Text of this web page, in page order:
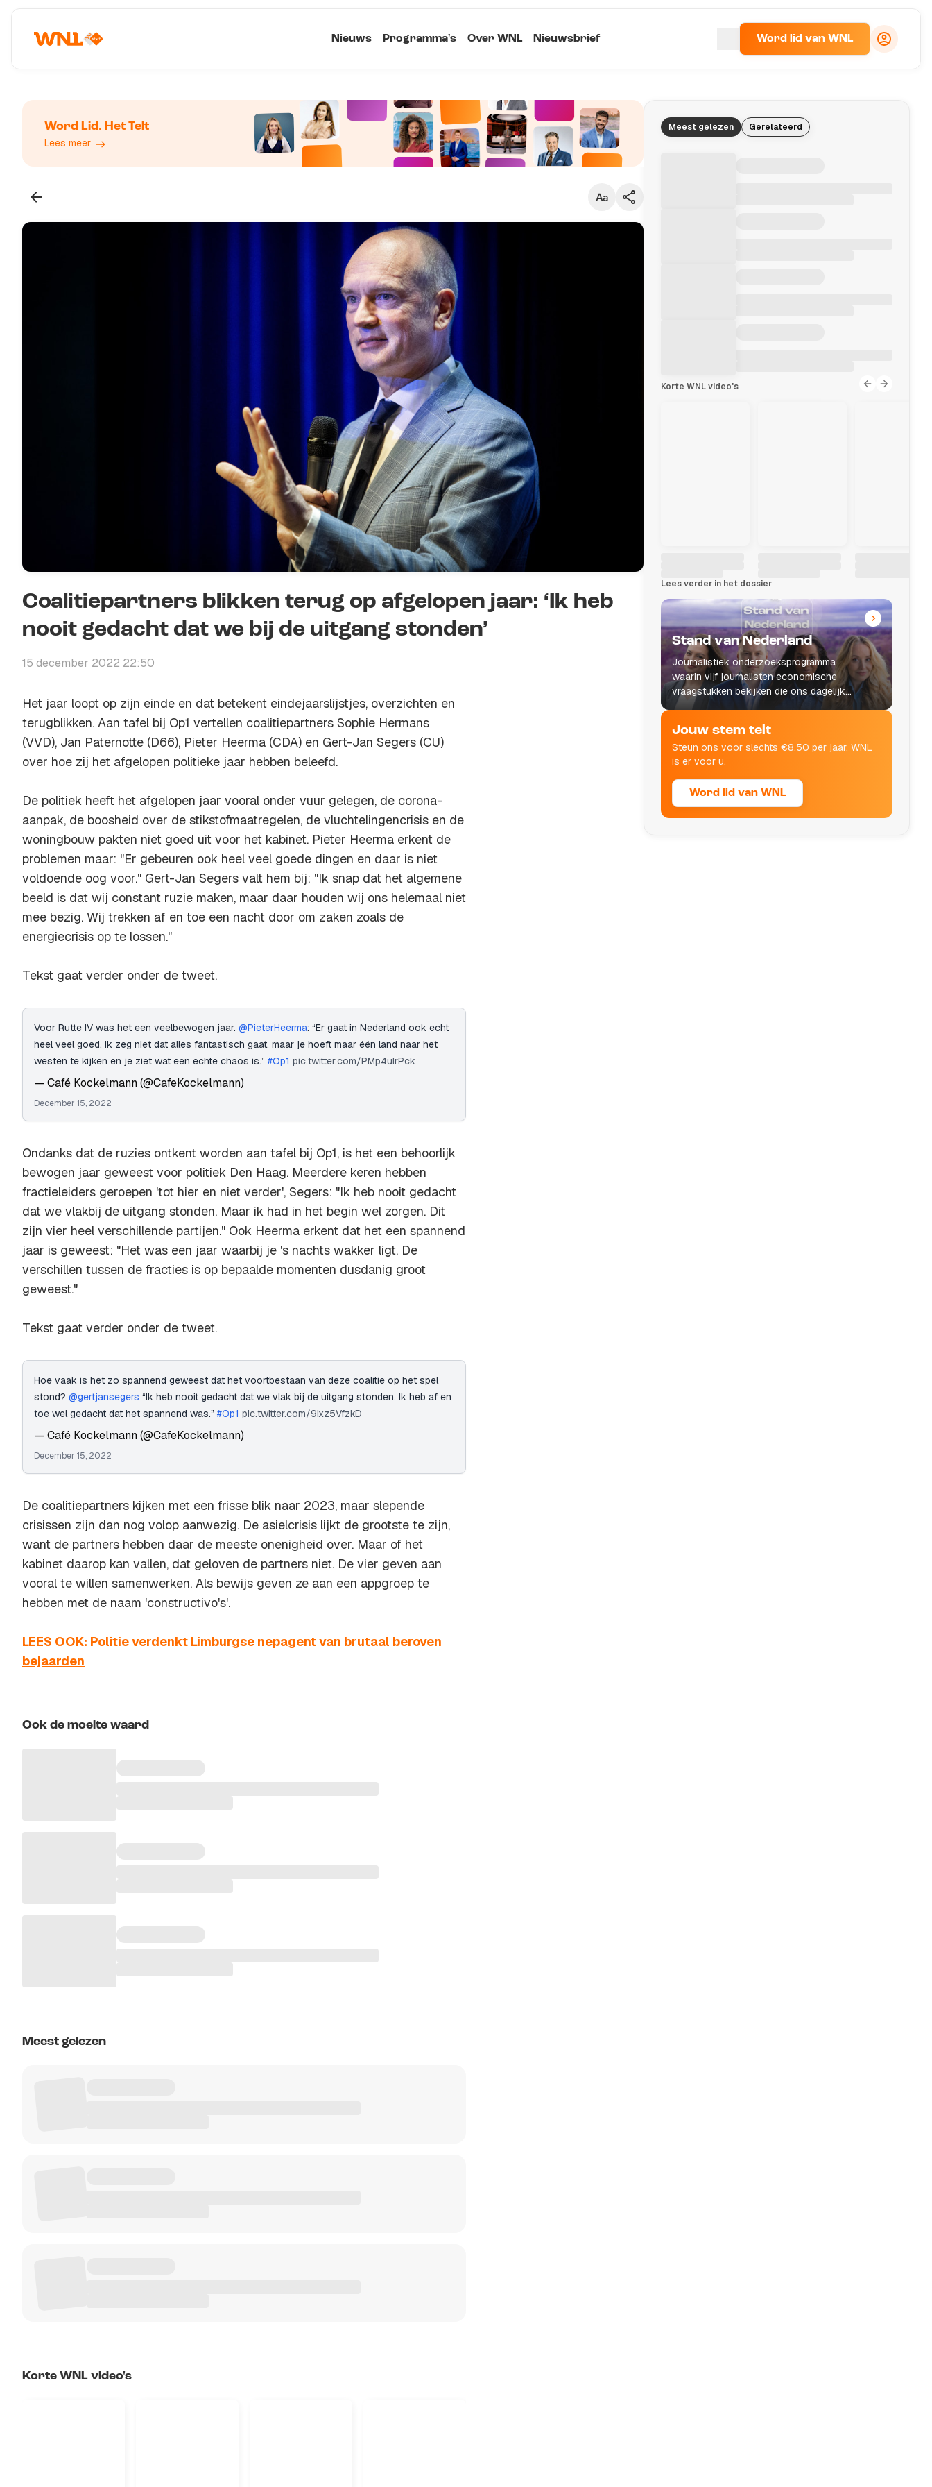
Nieuws Programma's Over WNL Nieuwsbrief Word lid van WNL
Word Lid. Het Telt
Lees meer
Coalitiepartners blikken terug op afgelopen jaar: ‘Ik heb
nooit gedacht dat we bij de uitgang stonden’
15 december 2022 22:50
Het jaar loopt op zijn einde en dat betekent eindejaarslijstjes, overzichten en
terugblikken. Aan tafel bij Op1 vertellen coalitiepartners Sophie Hermans
(VVD), Jan Paternotte (D66), Pieter Heerma (CDA) en Gert-Jan Segers (CU)
over hoe zij het afgelopen politieke jaar hebben beleefd.
De politiek heeft het afgelopen jaar vooral onder vuur gelegen, de corona-
aanpak, de boosheid over de stikstofmaatregelen, de vluchtelingencrisis en de
woningbouw pakten niet goed uit voor het kabinet. Pieter Heerma erkent de
problemen maar: "Er gebeuren ook heel veel goede dingen en daar is niet
voldoende oog voor." Gert-Jan Segers valt hem bij: "Ik snap dat het algemene
beeld is dat wij constant ruzie maken, maar daar houden wij ons helemaal niet
mee bezig. Wij trekken af en toe een nacht door om zaken zoals de
energiecrisis op te lossen."
Tekst gaat verder onder de tweet.
Voor Rutte IV was het een veelbewogen jaar. @PieterHeerma: “Er gaat in Nederland ook echt
heel veel goed. Ik zeg niet dat alles fantastisch gaat, maar je hoeft maar één land naar het
westen te kijken en je ziet wat een echte chaos is.” #Op1 pic.twitter.com/PMp4uIrPck
— Café Kockelmann (@CafeKockelmann)
December 15, 2022
Ondanks dat de ruzies ontkent worden aan tafel bij Op1, is het een behoorlijk
bewogen jaar geweest voor politiek Den Haag. Meerdere keren hebben
fractieleiders geroepen 'tot hier en niet verder', Segers: "Ik heb nooit gedacht
dat we vlakbij de uitgang stonden. Maar ik had in het begin wel zorgen. Dit
zijn vier heel verschillende partijen." Ook Heerma erkent dat het een spannend
jaar is geweest: "Het was een jaar waarbij je 's nachts wakker ligt. De
verschillen tussen de fracties is op bepaalde momenten dusdanig groot
geweest."
Tekst gaat verder onder de tweet.
Hoe vaak is het zo spannend geweest dat het voortbestaan van deze coalitie op het spel
stond? @gertjansegers “Ik heb nooit gedacht dat we vlak bij de uitgang stonden. Ik heb af en
toe wel gedacht dat het spannend was.” #Op1 pic.twitter.com/9Ixz5VfzkD
— Café Kockelmann (@CafeKockelmann)
December 15, 2022
De coalitiepartners kijken met een frisse blik naar 2023, maar slepende
crisissen zijn dan nog volop aanwezig. De asielcrisis lijkt de grootste te zijn,
want de partners hebben daar de meeste onenigheid over. Maar of het
kabinet daarop kan vallen, dat geloven de partners niet. De vier geven aan
vooral te willen samenwerken. Als bewijs geven ze aan een appgroep te
hebben met de naam 'constructivo's'.
LEES OOK: Politie verdenkt Limburgse nepagent van brutaal beroven
bejaarden
Ook de moeite waard
Meest gelezen
Korte WNL video's
Meest gelezen Gerelateerd
Korte WNL video's
Lees verder in het dossier
Stand van Nederland
Journalistiek onderzoeksprogramma
waarin vijf journalisten economische
vraagstukken bekijken die ons dagelijks
leven raken.
Jouw stem telt
Steun ons voor slechts €8,50 per jaar. WNL
is er voor u.
Word lid van WNL